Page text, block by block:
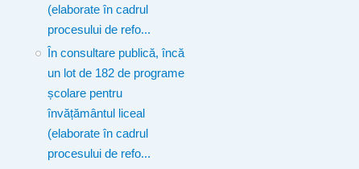
(elaborate în cadrul
procesului de refo...
În consultare publică, încă
un lot de 182 de programe
școlare pentru
învățământul liceal
(elaborate în cadrul
procesului de refo...